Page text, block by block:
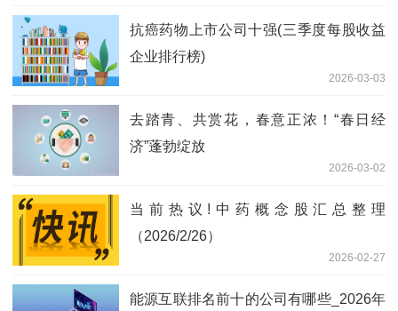
抗癌药物上市公司十强(三季度每股收益
企业排行榜)
2026-03-03
去踏青、共赏花，春意正浓！“春日经
济”蓬勃绽放
2026-03-02
当前热议!中药概念股汇总整理
（2026/2/26）
2026-02-27
能源互联排名前十的公司有哪些_2026年